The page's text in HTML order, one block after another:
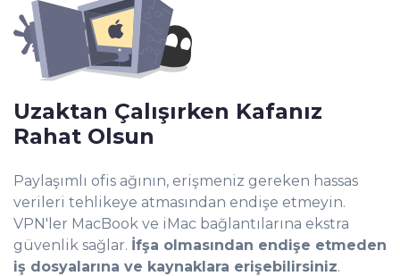
Paylaşımlı ofis ağının, erişmeniz gereken hassas
verileri tehlikeye atmasından endişe etmeyin.
VPN'ler MacBook ve iMac bağlantılarına ekstra
güvenlik sağlar. İfşa olmasından endişe etmeden
iş dosyalarına ve kaynaklara erişebilirsiniz.
Uzaktan Çalışırken Kafanız
Rahat Olsun